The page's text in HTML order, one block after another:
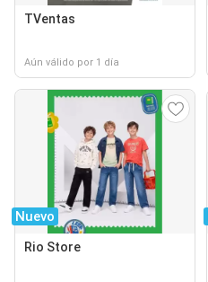
TVentas
Aún válido por 1 día
Nuevo
Rio Store